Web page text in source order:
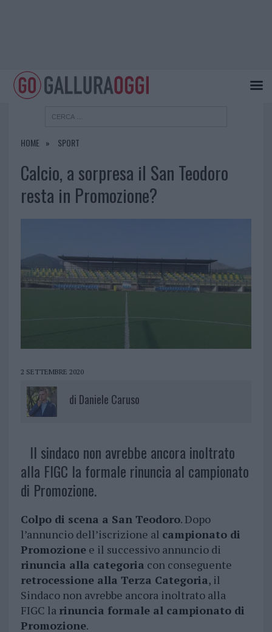
HOME SPORT
Calcio, a sorpresa il San Teodoro
resta in Promozione?
2 SETTEMBRE 2020
di Daniele Caruso
Il sindaco non avrebbe ancora inoltrato
alla FIGC la formale rinuncia al campionato
di Promozione.
Colpo di scena a San Teodoro. Dopo
l’annuncio dell’iscrizione al campionato di
Promozionee il successivo annuncio di
rinuncia alla categoria con conseguente
retrocessione alla Terza Categoria, il
Sindaco non avrebbe ancora inoltrato alla
FIGC la rinuncia formale al campionato di
Promozione.